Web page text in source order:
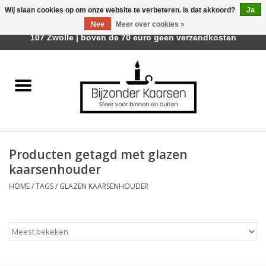
Räder Design Stories
Geurkaarsen
Tafelhaarden
Producten getagd met glazen
kaarsenhouder
HOME/TAGS/ GLAZEN KAARSENHOUDER
Wij slaan cookies op om onze website te verbeteren. Is dat akkoord?
Ja
Nee
Meer over cookies »
Afhalen is mogelijk bij Trotz Woon & Cadeau | Belvederelaan
107 Zwolle | boven de 70 euro geen verzendkosten